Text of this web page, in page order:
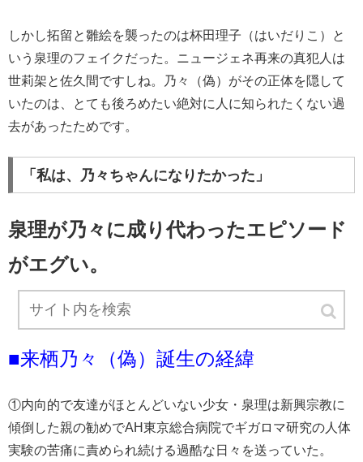
しかし拓留と雛絵を襲ったのは杯田理子（はいだりこ）と
いう泉理のフェイクだった。ニュージェネ再来の真犯人は
世莉架と佐久間ですしね。乃々（偽）がその正体を隠して
いたのは、とても後ろめたい絶対に人に知られたくない過
去があったためです。
「私は、乃々ちゃんになりたかった」
泉理が乃々に成り代わったエピソード
がエグい。
■来栖乃々（偽）誕生の経緯
①内向的で友達がほとんどいない少女・泉理は新興宗教に
傾倒した親の勧めでAH東京総合病院でギガロマ研究の人体
実験の苦痛に責められ続ける過酷な日々を送っていた。